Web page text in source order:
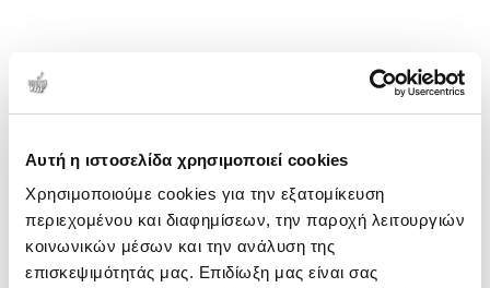
Αυτή η ιστοσελίδα χρησιμοποιεί cookies
Χρησιμοποιούμε cookies για την εξατομίκευση
περιεχομένου και διαφημίσεων, την παροχή λειτουργιών
κοινωνικών μέσων και την ανάλυση της
επισκεψιμότητάς μας. Επιδίωξη μας είναι σας